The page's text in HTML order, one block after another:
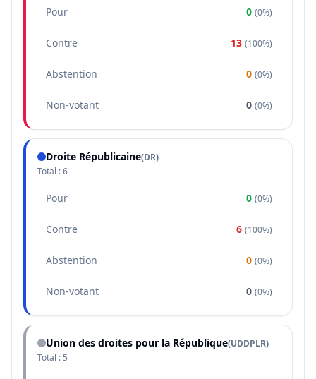
Pour 0 (0%)
Contre 13 (100%)
Abstention 0 (0%)
Non-votant 0 (0%)
Droite Républicaine(DR)
Total :6
Pour 0 (0%)
Contre 6 (100%)
Abstention 0 (0%)
Non-votant 0 (0%)
Union des droites pour la République(UDDPLR)
Total : 5